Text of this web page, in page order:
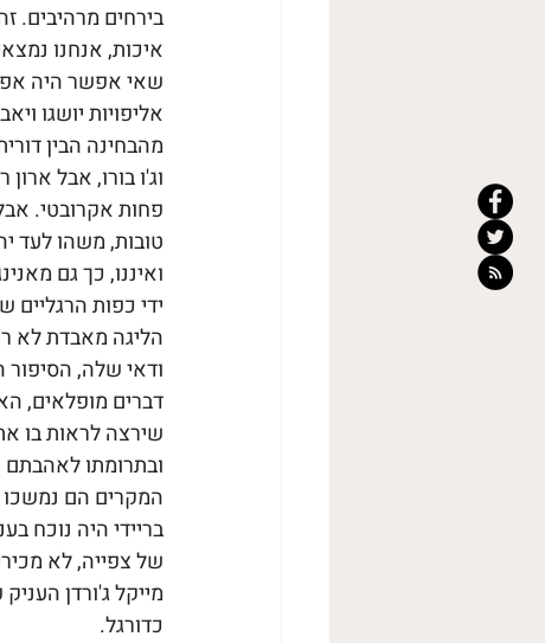
בירחים מרהיבים.
איכות, אנחנו
שאי אפשר היה
מהבחינה הבין
וג'ו בורו, אבל
פחות אקרובטי.
טובות, משהו לעד
ואיננו, כך גם
ידי כפות
הליגה מאבדת לא
ודאי שלה,
דברים מופלאים,
שירצה לראות בו
ובתרומתו
המקרים הם נמשכו
בריידי היה נוכח
של צפייה, לא
מייקל ג'ורדן
כדורגל.